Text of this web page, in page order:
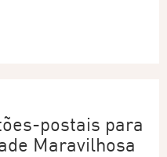
postais para
Maravilhosa